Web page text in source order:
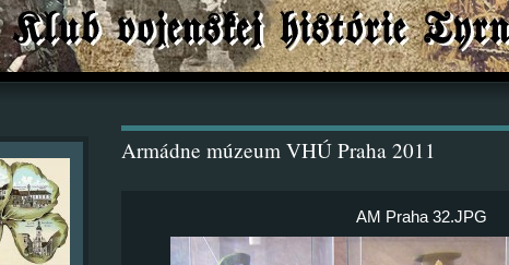
Armádne múzeum VHÚ Praha 2011
AM Praha 32.JPG